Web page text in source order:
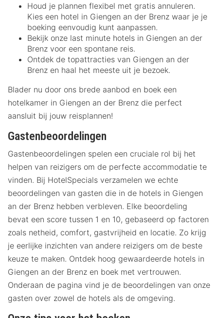
Houd je plannen flexibel met gratis annuleren.
Kies een hotel in Giengen an der Brenz waar je je
boeking eenvoudig kunt aanpassen.
Bekijk onze last minute hotels in Giengen an der
Brenz voor een spontane reis.
Ontdek de topattracties van Giengen an der
Brenz en haal het meeste uit je bezoek.
Blader nu door ons brede aanbod en boek een
hotelkamer in Giengen an der Brenz die perfect
aansluit bij jouw reisplannen!
Gastenbeoordelingen
Gastenbeoordelingen spelen een cruciale rol bij het
helpen van reizigers om de perfecte accommodatie te
vinden. Bij HotelSpecials verzamelen we echte
beoordelingen van gasten die in de hotels in Giengen
an der Brenz hebben verbleven. Elke beoordeling
bevat een score tussen 1 en 10, gebaseerd op factoren
zoals netheid, comfort, gastvrijheid en locatie. Zo krijg
je eerlijke inzichten van andere reizigers om de beste
keuze te maken. Ontdek hoog gewaardeerde hotels in
Giengen an der Brenz en boek met vertrouwen.
Onderaan de pagina vind je de beoordelingen van onze
gasten over zowel de hotels als de omgeving.